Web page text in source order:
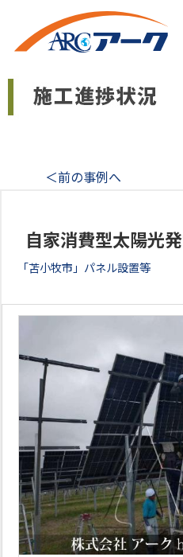
＜前の事例へ
自家消費型太陽光発
「苫小牧市」パネル設置等